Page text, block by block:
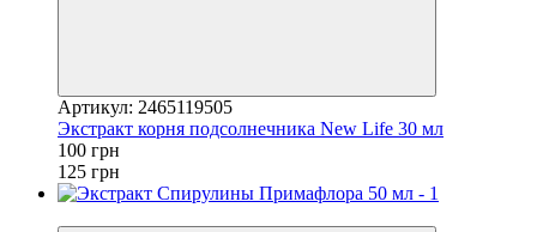
Артикул: 2465119505
Экстракт корня подсолнечника New Life 30 мл
100 грн
125 грн